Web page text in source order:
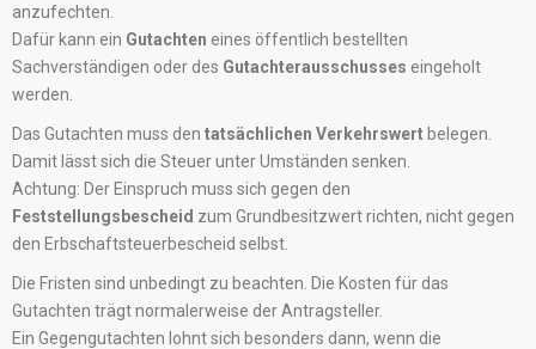
anzufechten.
Dafür kann ein Gutachten eines öffentlich bestellten
Sachverständigen oder des Gutachterausschusses eingeholt
werden.
Das Gutachten muss den tatsächlichen Verkehrswertbelegen.
Damit lässt sich die Steuer unter Umständen senken.
Achtung: Der Einspruch muss sich gegen den
Feststellungsbescheid zum Grundbesitzwert richten, nicht gegen
den Erbschaftsteuerbescheid selbst.
Die Fristen sind unbedingt zu beachten. Die Kosten für das
Gutachten trägt normalerweise der Antragsteller.
Ein Gegengutachten lohnt sich besonders dann, wenn die